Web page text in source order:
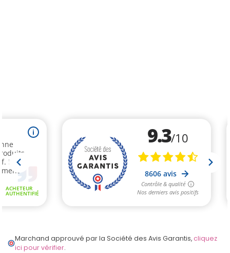
Marchand approuvé par la Société des Avis Garantis,cliquez
ici pour vérifier.